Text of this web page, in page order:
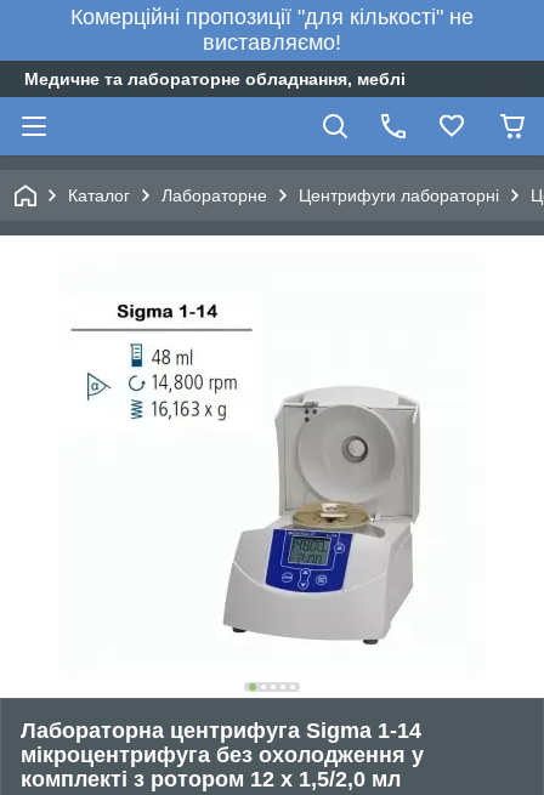
Комерційні пропозиції "для кількості" не
виставляємо!
Медичне та лабораторне обладнання, меблі
Каталог Лабораторне Центрифуги лабораторні
Лабораторна центрифуга Sigma 1-14
мікроцентрифуга без охолодження у
комплекті з ротором 12 х 1,5/2,0 мл